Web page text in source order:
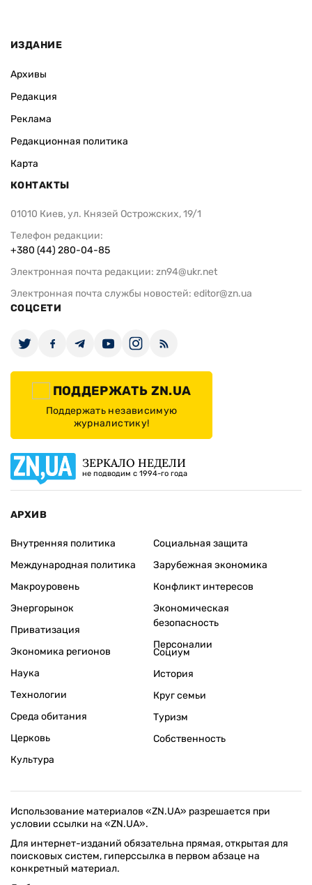
ИЗДАНИЕ
Архивы
Редакция
Реклама
Редакционная политика
Карта
КОНТАКТЫ
01010 Киев, ул. Князей Острожских, 19/1
Телефон редакции:
+380 (44) 280-04-85
Электронная почта редакции: zn94@ukr.net
Электронная почта службы новостей: editor@zn.ua
СОЦСЕТИ
ПОДДЕРЖАТЬ ZN.UA
Поддержать независимую
журналистику!
ЗЕРКАЛО НЕДЕЛИ
не подводим с 1994-го года
АРХИВ
Внутренняя политика
Международная политика
Макроуровень
Энергорынок
Приватизация
Экономика регионов
Социальная защита
Зарубежная экономика
Конфликт интересов
Экономическая
безопасность
Персоналии
Наука
Технологии
Среда обитания
Церковь
Культура
Социум
История
Круг семьи
Туризм
Собственность
Использование материалов «ZN.UA» разрешается при
условии ссылки на «ZN.UA».
Для интернет-изданий обязательна прямая, открытая для
поисковых систем, гиперссылка в первом абзаце на
конкретный материал.